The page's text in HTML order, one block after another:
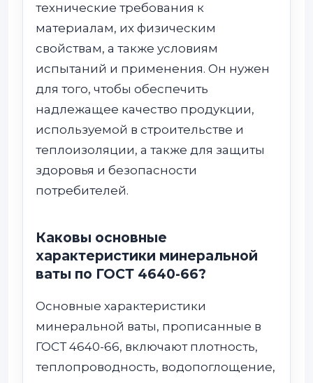
технические требования к
материалам, их физическим
свойствам, а также условиям
испытаний и применения. Он нужен
для того, чтобы обеспечить
надлежащее качество продукции,
используемой в строительстве и
теплоизоляции, а также для защиты
здоровья и безопасности
потребителей.
Каковы основные
характеристики минеральной
ваты по ГОСТ 4640-66?
Основные характеристики
минеральной ваты, прописанные в
ГОСТ 4640-66, включают плотность,
теплопроводность, водопоглощение,